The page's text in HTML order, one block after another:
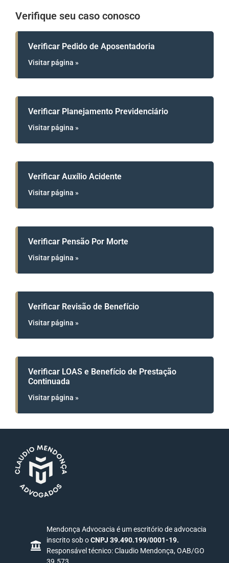
Verifique seu caso conosco
Verificar Pedido de Aposentadoria
Visitar página »
Verificar Planejamento Previdenciário
Visitar página »
Verificar Auxílio Acidente
Visitar página »
Verificar Pensão Por Morte
Visitar página »
Verificar Revisão de Benefício
Visitar página »
Verificar LOAS e Benefício de Prestação
Continuada
Visitar página »
Mendonça Advocacia é um escritório de advocacia
inscrito sob oCNPJ 39.490.199/0001-19.
Responsável técnico: Claudio Mendonça, OAB/GO